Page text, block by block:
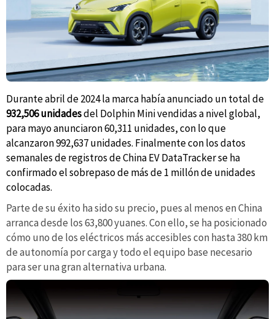
Durante abril de 2024 la marca había anunciado un total de
932,506 unidadesdel Dolphin Mini vendidas a nivel global,
para mayo anunciaron 60,311 unidades, con lo que
alcanzaron 992,637 unidades. Finalmente con los datos
semanales de registros de China EV DataTracker se ha
confirmado el sobrepaso de más de 1 millón de unidades
colocadas.
Parte de su éxito ha sido su precio, pues al menos en China
arranca desde los 63,800 yuanes. Con ello, se ha posicionado
cómo uno de los eléctricos más accesibles con hasta 380 km
de autonomía por carga y todo el equipo base necesario
para ser una gran alternativa urbana.